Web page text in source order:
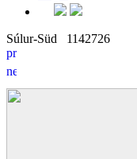
Súlur-Süd 1142726